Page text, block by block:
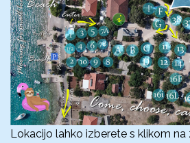
Lokacijo lahko izberete s klikom na